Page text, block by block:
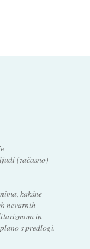
(začasno)
kakšne
nevarnih
in
s predlogi.